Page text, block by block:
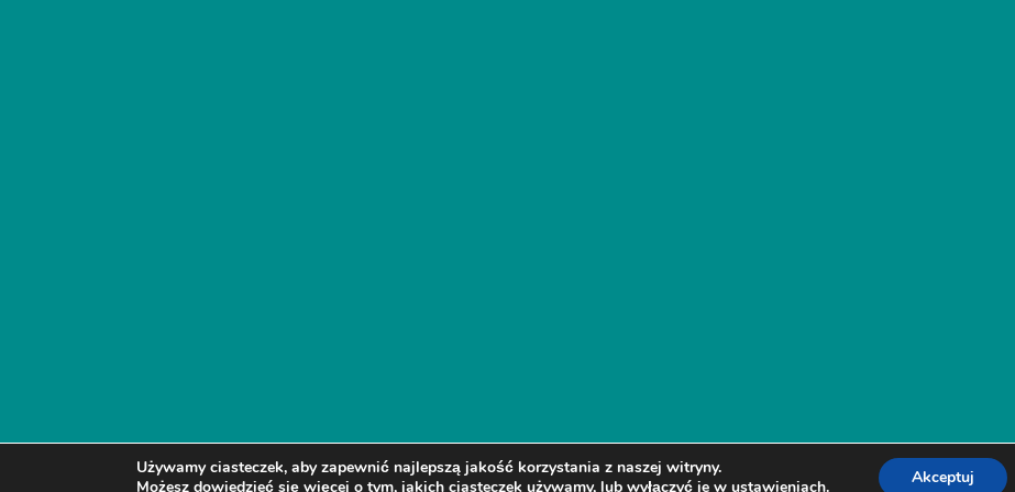
Używamy ciasteczek, aby zapewnić najlepszą jakość korzystania z naszej witryny.
Możesz dowiedzieć się więcej o tym, jakich ciasteczek używamy, lub wyłączyć je wustawieniach. Akceptuj